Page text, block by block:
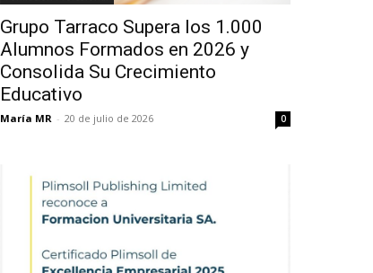
Grupo Tarraco Supera los 1.000
Alumnos Formados en 2026 y
Consolida Su Crecimiento
Educativo
María MR - 20 de julio de 2026 0